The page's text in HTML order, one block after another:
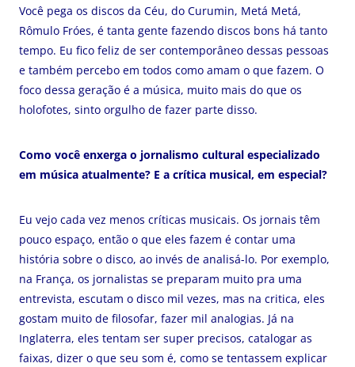
Você pega os discos da Céu, do Curumin, Metá Metá,
Rômulo Fróes, é tanta gente fazendo discos bons há tanto
tempo. Eu fico feliz de ser contemporâneo dessas pessoas
e também percebo em todos como amam o que fazem. O
foco dessa geração é a música, muito mais do que os
holofotes, sinto orgulho de fazer parte disso.
Como você enxerga o jornalismo cultural especializado
em música atualmente? E a crítica musical, em especial?
Eu vejo cada vez menos críticas musicais. Os jornais têm
pouco espaço, então o que eles fazem é contar uma
história sobre o disco, ao invés de analisá-lo. Por exemplo,
na França, os jornalistas se preparam muito pra uma
entrevista, escutam o disco mil vezes, mas na critica, eles
gostam muito de filosofar, fazer mil analogias. Já na
Inglaterra, eles tentam ser super precisos, catalogar as
faixas, dizer o que seu som é, como se tentassem explicar